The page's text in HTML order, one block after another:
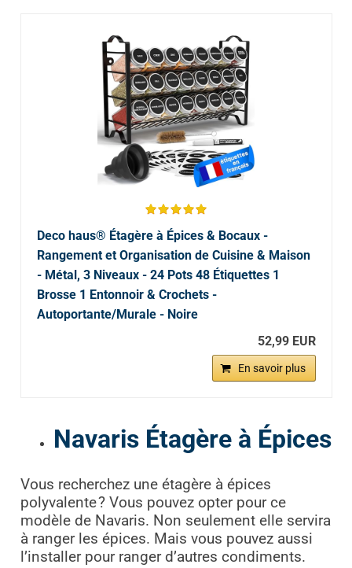
Deco haus® Étagère à Épices & Bocaux -
Rangement et Organisation de Cuisine & Maison
- Métal, 3 Niveaux - 24 Pots 48 Étiquettes 1
Brosse 1 Entonnoir & Crochets -
Autoportante/Murale - Noire
52,99 EUR
En savoir plus
Navaris Étagère à Épices
Vous recherchez une étagère à épices
polyvalente ? Vous pouvez opter pour ce
modèle de Navaris. Non seulement elle servira
à ranger les épices. Mais vous pouvez aussi
l’installer pour ranger d’autres condiments.